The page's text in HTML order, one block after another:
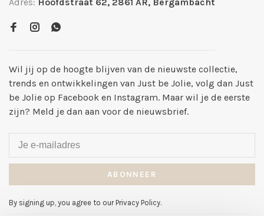
Adres: Hoofdstraat 62, 2861 AR, Bergambacht
Wil jij op de hoogte blijven van de nieuwste collectie,
trends en ontwikkelingen van Just be Jolie, volg dan Just
be Jolie op Facebook en Instagram. Maar wil je de eerste
zijn? Meld je dan aan voor de nieuwsbrief.
ABONNEER
By signing up, you agree to our Privacy Policy.